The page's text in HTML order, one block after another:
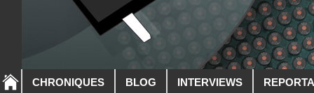
CHRONIQUES BLOG INTERVIEWS